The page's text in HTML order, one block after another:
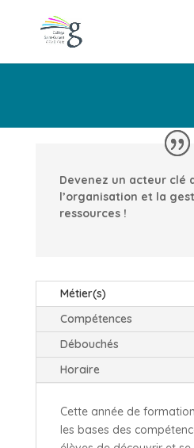
Devenez un acteur clé
l’organisation et la
ressources !
Métier(s)
Compétences
Débouchés
Horaire
Cette année de
les bases des